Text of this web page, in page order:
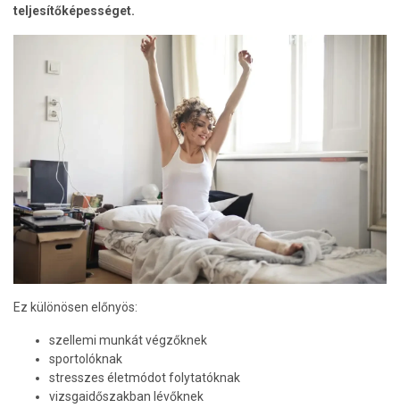
teljesítőképességet.
Ez különösen előnyös:
szellemi munkát végzőknek
sportolóknak
stresszes életmódot folytatóknak
vizsgaidőszakban lévőknek